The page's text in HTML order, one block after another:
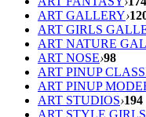
ART GALLERY›
ART GIRLS
ART NATURE
ART NOSE›98
ART PINUP
ART PINUP
ART STUDIOS›194
ART STYLE GIRLS